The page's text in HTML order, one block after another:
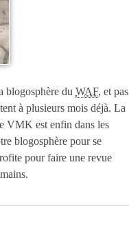
blogosphère du WAF, et pas
à plusieurs mois déjà. La
VMK est enfin dans les
blogosphère pour se
pour faire une revue